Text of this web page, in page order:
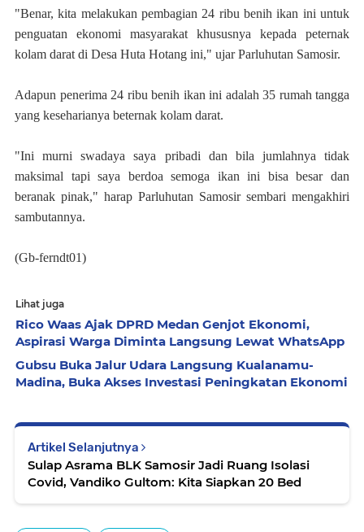
"Benar, kita melakukan pembagian 24 ribu benih ikan ini untuk
penguatan ekonomi masyarakat khususnya kepada peternak
kolam darat di Desa Huta Hotang ini," ujar Parluhutan Samosir.
Adapun penerima 24 ribu benih ikan ini adalah 35 rumah tangga
yang keseharianya beternak kolam darat.
"Ini murni swadaya saya pribadi dan bila jumlahnya tidak
maksimal tapi saya berdoa semoga ikan ini bisa besar dan
beranak pinak," harap Parluhutan Samosir sembari mengakhiri
sambutannya.
(Gb-ferndt01)
Lihat juga
Rico Waas Ajak DPRD Medan Genjot Ekonomi,
Aspirasi Warga Diminta Langsung Lewat WhatsApp
Gubsu Buka Jalur Udara Langsung Kualanamu-
Madina, Buka Akses Investasi Peningkatan Ekonomi
Artikel Selanjutnya
Sulap Asrama BLK Samosir Jadi Ruang Isolasi
Covid, Vandiko Gultom: Kita Siapkan 20 Bed